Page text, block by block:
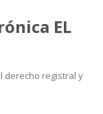
EL
derecho registral y